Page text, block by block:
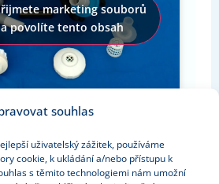
souhlas
uživatelský zážitek, používáme
cookie, k ukládání a/nebo přístupu k
s těmito technologiemi nám umožní
marketing souborů
povolíte tento obsah
nejefektivnější způsob
čerpadlem.